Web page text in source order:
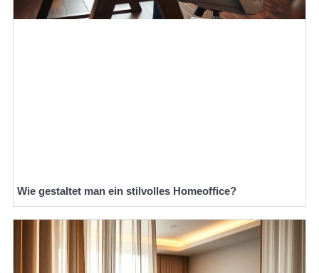
Wie gestaltet man ein stilvolles Homeoffice?